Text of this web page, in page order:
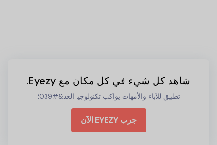
شاهد كل شيء في كل مكان مع Eyezy.
تطبيق للآباء والأمهات يواكب تكنولوجيا الغد&#039؛
جرب EYEZY الآن